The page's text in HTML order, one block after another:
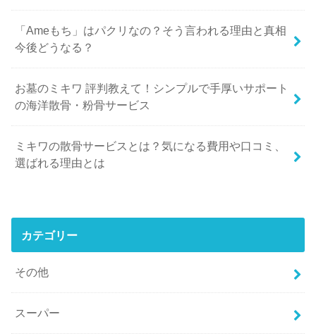
「Ameもち」はパクリなの？そう言われる理由と真相
今後どうなる？
お墓のミキワ 評判教えて！シンプルで手厚いサポート
の海洋散骨・粉骨サービス
ミキワの散骨サービスとは？気になる費用や口コミ、
選ばれる理由とは
カテゴリー
その他
スーパー